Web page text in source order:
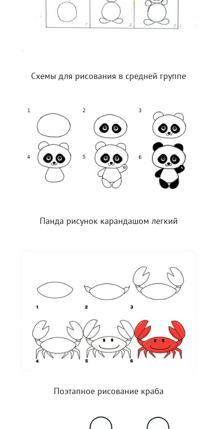
Схемы для рисования в средней группе
Панда рисунок карандашом легкий
Поэтапное рисование краба